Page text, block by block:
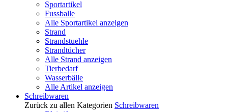
Sportartikel
Fussballe
Alle Sportartikel anzeigen
Strand
Strandstuehle
Strandtücher
Alle Strand anzeigen
Tierbedarf
Wasserbälle
Alle Artikel anzeigen
Schreibwaren
Zurück zu allen Kategorien Schreibwaren